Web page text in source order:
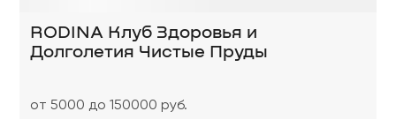
RODINA Клуб Здоровья и
Долголетия Чистые Пруды
от 5000 до 150000 руб.